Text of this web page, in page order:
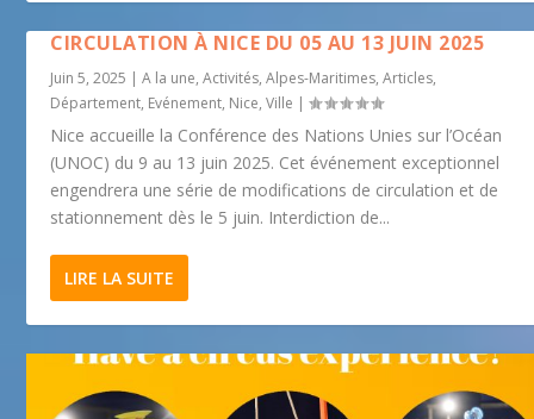
CIRCULATION À NICE DU 05 AU 13 JUIN 2025
Juin 5, 2025 |A la une,Activités,Alpes-Maritimes,Articles,
Département, Evénement, Nice,Ville |
Nice accueille la Conférence des Nations Unies sur l’Océan
(UNOC) du 9 au 13 juin 2025. Cet événement exceptionnel
engendrera une série de modifications de circulation et de
stationnement dès le 5 juin. Interdiction de...
LIRE LA SUITE